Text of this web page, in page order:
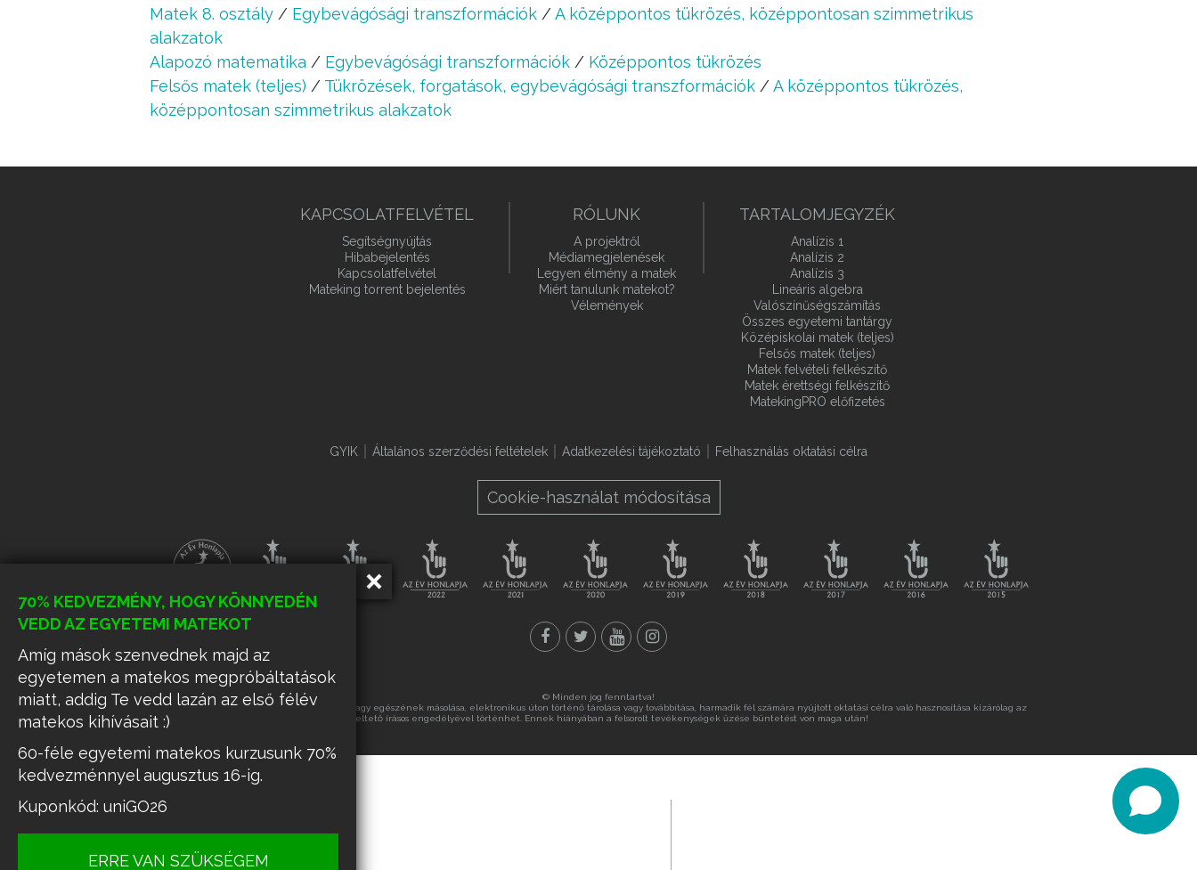
70% KEDVEZMÉNY, HOGY KÖNNYEDÉN
VEDD AZ EGYETEMI MATEKOT
Amíg mások szenvednek majd az
egyetemen a matekos megpróbáltatások
miatt, addig Te vedd lazán az első félév
matekos kihívásait :)
60-féle egyetemi matekos kurzusunk 70%
kedvezménnyel augusztus 16-ig.
Kuponkód: uniGO26
ERRE VAN SZÜKSÉGEM
Matek 8. osztály / Egybevágósági transzformációk / A középpontos tükrözés, középpontosan szimmetrikus
alakzatok
Alapozó matematika / Egybevágósági transzformációk / Középpontos tükrözés
Felsős matek (teljes) / Tükrözések, forgatások, egybevágósági transzformációk / A középpontos tükrözés,
középpontosan szimmetrikus alakzatok
KAPCSOLATFELVÉTEL
Segítségnyújtás
Hibabejelentés
Kapcsolatfelvétel
Mateking torrent bejelentés
RÓLUNK
A projektről
Médiamegjelenések
Legyen élmény a matek
Miért tanulunk matekot?
Vélemények
TARTALOMJEGYZÉK
Analízis 1
Analízis 2
Analízis 3
Lineáris algebra
Valószínűségszámítás
Összes egyetemi tantárgy
Középiskolai matek (teljes)
Felsős matek (teljes)
Matek felvételi felkészítő
Matek érettségi felkészítő
MatekingPRO előfizetés
GYIK Általános szerződési feltételek Adatkezelési tájékoztató Felhasználás oktatási célra
Cookie-használat módosítása
© Minden jog fenntartva!
Az oldalon található tartalmak részének vagy egészének másolása, elektronikus úton történő tárolása vagy továbbítása, harmadik fél számára nyújtott oktatási célra való hasznosítása kizárólag az
üzemeltető írásos engedélyével történhet. Ennek hiányában a felsorolt tevékenységek űzése büntetést von maga után!